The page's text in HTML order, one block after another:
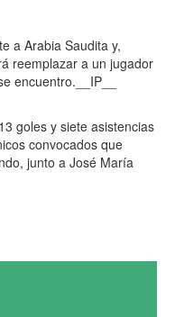
a Arabia Saudita y,
reemplazar a un jugador
encuentro.__IP__
goles y siete asistencias
convocados que
junto a José María